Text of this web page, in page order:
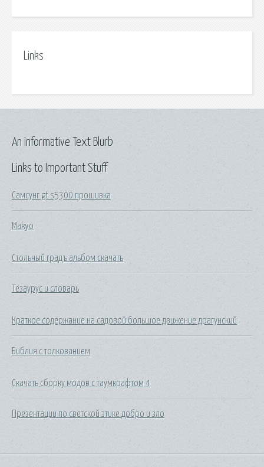
Links
Links to Important Stuff
Самсунг gt s5300 прошивка
Makyo
Стольный градъ альбом скачать
Тезаурус и словарь
Краткое содержание на садовой большое движение драгунский
Библия с толкованием
Скачать сборку модов с таумкрафтом 4
Презентации по светской этике добро и зло
An Informative Text Blurb